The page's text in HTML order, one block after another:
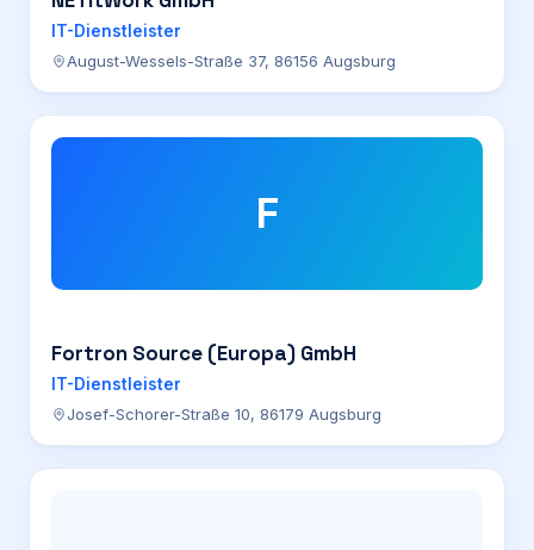
IT-Dienstleister
August-Wessels-Straße 37, 86156 Augsburg
F
Fortron Source (Europa) GmbH
IT-Dienstleister
Josef-Schorer-Straße 10, 86179 Augsburg